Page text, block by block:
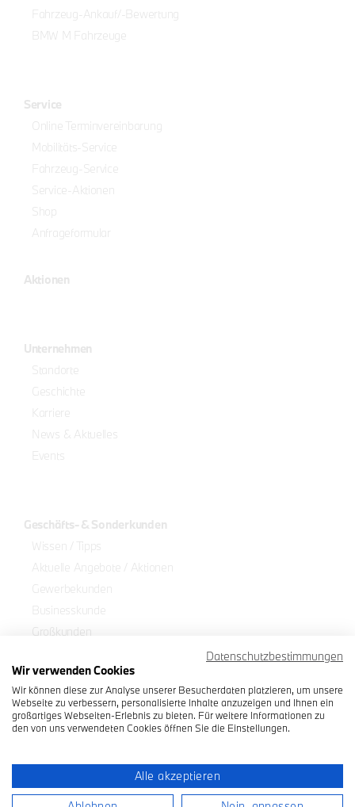
Fahrzeug-Ankauf/-Bewertung
BMW M Fahrzeuge
Service
Online Terminvereinbarung
Mobilitäts-Service
Fahrzeug-Service
Service-Aktionen
Anfrageformular
Aktionen
Unternehmen
Standorte
Geschichte
Karriere
News & Aktuelles
Events
Geschäfts- & Sonderkunden
Wissen / Tipps
Aktuelle Angebote / Aktionen
Gewerbekunden
Businesskunde
Großkunden
Journalisten
Mobilitätseingeschränkte Personen
Übersicht Geschäfts- & Sonderkunden
Newsletter
Datenschutzbestimmungen
Wir verwenden Cookies
Wir können diese zur Analyse unserer Besucherdaten platzieren, um unsere
Webseite zu verbessern, personalisierte Inhalte anzuzeigen und Ihnen ein
großartiges Webseiten-Erlebnis zu bieten. Für weitere Informationen zu
den von uns verwendeten Cookies öffnen Sie die Einstellungen.
Alle akzeptieren